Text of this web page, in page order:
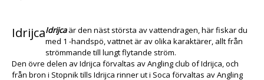
IdrijcaIdrijcaär den näst största av vattendragen, här fiskar du
med 1 -handspö, vattnet är av olika karaktärer, allt från
strömmande till lungt flytande ström.
Den övre delen av Idrijca förvaltas av Angling club of Idrijca, och
från bron i Stopnik tills Idrijca rinner ut i Soca förvaltas av Angling